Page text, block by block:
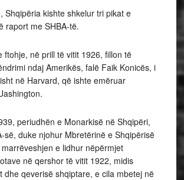
Shqipëria kishte shkelur tri pikat e
raport me SHBA-të.
ftohje, në prill të vitit 1926, fillon të
ndaj Amerikës, falë Faik Konicës, i
në Harvard, që ishte emëruar
periudhën e Monarkisë në Shqipëri,
së, duke njohur Mbretërinë e Shqipërisë
e lidhur nëpërmjet
në qershor të vitit 1922, midis
dhe qeverisë shqiptare, e cila mbetej në